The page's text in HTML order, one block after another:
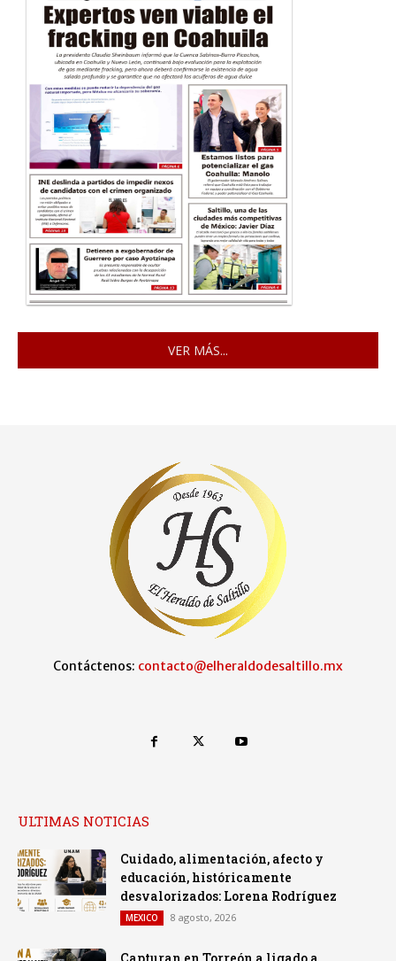
VER MÁS...
Contáctenos: contacto@elheraldodesaltillo.mx
ULTIMAS NOTICIAS
Cuidado, alimentación, afecto y
educación, históricamente
desvalorizados: Lorena Rodríguez
MEXICO 8 agosto, 2026